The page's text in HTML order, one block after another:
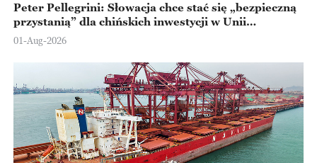
Peter Pellegrini: Słowacja chce stać się „bezpieczną
przystanią” dla chińskich inwestycji w Unii
Europejskiej
01-Aug-2026